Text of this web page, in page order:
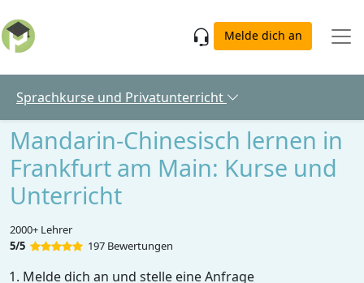
Melde dich an
Sprachkurse und Privatunterricht
Mandarin-Chinesisch lernen in
Frankfurt am Main: Kurse und
Unterricht
2000+ Lehrer
5/5
197 Bewertungen
Melde dich an und stelle eine Anfrage